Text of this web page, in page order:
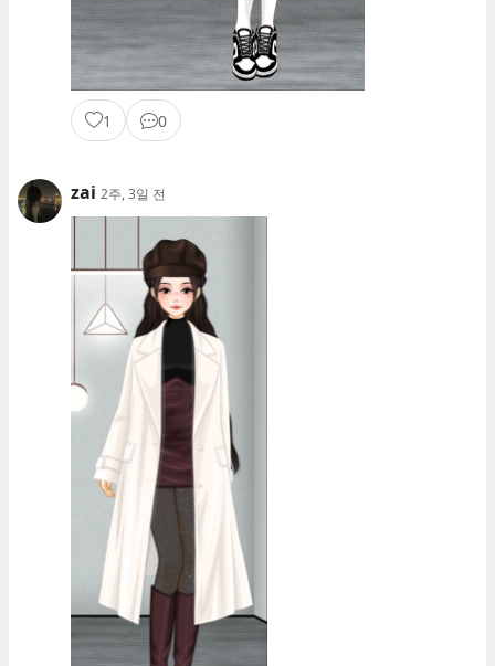
1 0
zai 2주, 3일 전